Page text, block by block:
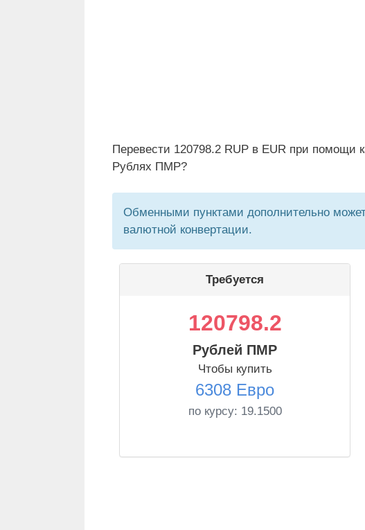
Перевести 120798.2 RUP в EUR при помощи
Рублях ПМР?
Обменными пунктами дополнительно
валютной конвертации.
Требуется
120798.2
Рублей ПМР
Чтобы купить
6308 Евро
по курсу: 19.1500